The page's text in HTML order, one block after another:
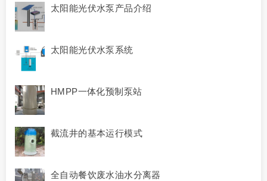
太阳能光伏水泵产品介绍
太阳能光伏水泵系统
HMPP一体化预制泵站
截流井的基本运行模式
全自动餐饮废水油水分离器